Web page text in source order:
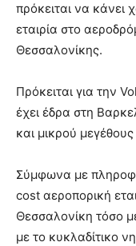
πρόκειται να κάνει
εταιρία στο
Θεσσαλονίκης.
Πρόκειται για την
έχει έδρα στη
και μικρού
Σύμφωνα με
cost αεροπορική
Θεσσαλονίκη τόσο
με το κυκλαδίτικο